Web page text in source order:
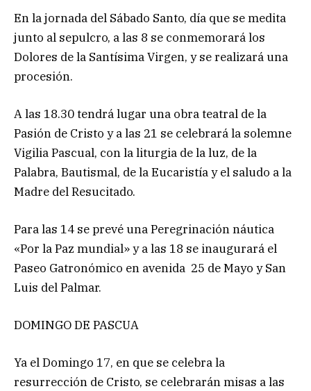
En la jornada del Sábado Santo, día que se medita
junto al sepulcro, a las 8 se conmemorará los
Dolores de la Santísima Virgen, y se realizará una
procesión.
A las 18.30 tendrá lugar una obra teatral de la
Pasión de Cristo y a las 21 se celebrará la solemne
Vigilia Pascual, con la liturgia de la luz, de la
Palabra, Bautismal, de la Eucaristía y el saludo a la
Madre del Resucitado.
Para las 14 se prevé una Peregrinación náutica
«Por la Paz mundial» y a las 18 se inaugurará el
Paseo Gatronómico en avenida 25 de Mayo y San
Luis del Palmar.
DOMINGO DE PASCUA
Ya el Domingo 17, en que se celebra la
resurrección de Cristo, se celebrarán misas a las